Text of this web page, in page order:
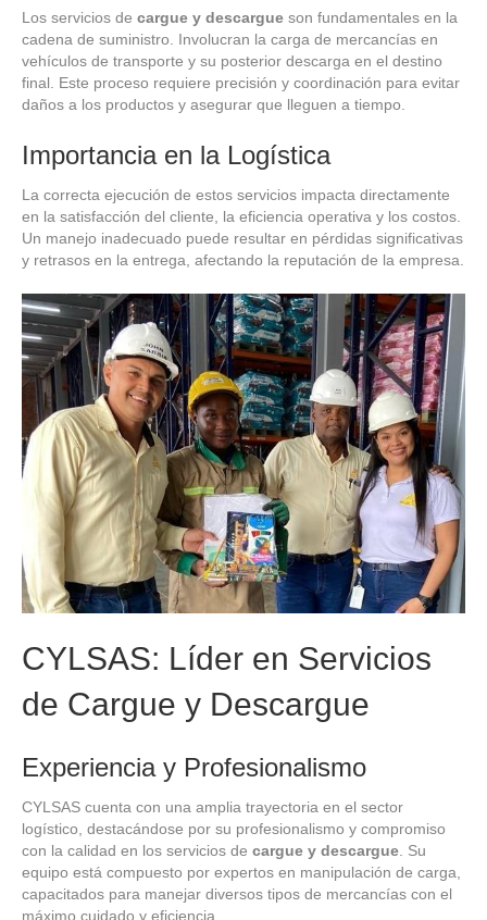
Los servicios de cargue y descargue son fundamentales en la
cadena de suministro. Involucran la carga de mercancías en
vehículos de transporte y su posterior descarga en el destino
final. Este proceso requiere precisión y coordinación para evitar
daños a los productos y asegurar que lleguen a tiempo.
Importancia en la Logística
La correcta ejecución de estos servicios impacta directamente
en la satisfacción del cliente, la eficiencia operativa y los costos.
Un manejo inadecuado puede resultar en pérdidas significativas
y retrasos en la entrega, afectando la reputación de la empresa.
CYLSAS: Líder en Servicios
de Cargue y Descargue
Experiencia y Profesionalismo
CYLSAS cuenta con una amplia trayectoria en el sector
logístico, destacándose por su profesionalismo y compromiso
con la calidad en los servicios de cargue y descargue . Su
equipo está compuesto por expertos en manipulación de carga,
capacitados para manejar diversos tipos de mercancías con el
máximo cuidado y eficiencia.